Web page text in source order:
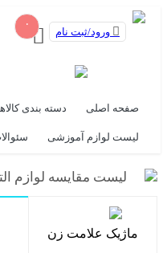
۰
ورود/ثبت نام
صفحه اصلی دسته بندی کالاها
لیست لوازم آموزشی
لیست مقایسه لوازم
ماژیک علامت زن